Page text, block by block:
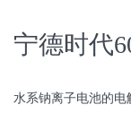
宁德时代
水系钠离子电池的电